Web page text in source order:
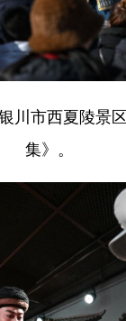
川市西夏陵景
集》。